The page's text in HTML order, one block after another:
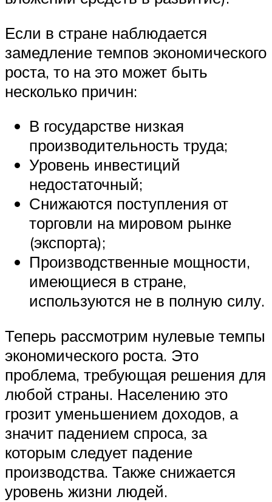
Если в стране наблюдается
замедление темпов экономического
роста, то на это может быть
несколько причин:
В государстве низкая
производительность труда;
Уровень инвестиций
недостаточный;
Снижаются поступления от
торговли на мировом рынке
(экспорта);
Производственные мощности,
имеющиеся в стране,
используются не в полную силу.
Теперь рассмотрим нулевые темпы
экономического роста. Это
проблема, требующая решения для
любой страны. Населению это
грозит уменьшением доходов, а
значит падением спроса, за
которым следует падение
производства. Также снижается
уровень жизни людей.